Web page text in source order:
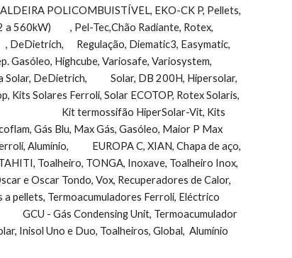
POLICOMBUISTÍVEL, EKO-CK P, Pellets,
560kW)         , Pel-Tec,Chão Radiante, Rotex,
DeDietrich,      Regulação, Diematic3, Easymatic,
Gasóleo, Highcube, Variosafe, Variosystem,
DeDietrich,           Solar, DB 200H, Hipersolar,
Kits Solares Ferroli, Solar ECOTOP, Rotex Solaris,
Kit termossifão HiperSolar-Vit, Kits
Gás Blu, Max Gás, Gasóleo, Maior P Max
Alumínio,           EUROPA C, XIAN, Chapa de aço,
Toalheiro, TONGA, Inoxave, Toalheiro Inox,
e Oscar Tondo, Vox, Recuperadores de Calor,
a pellets, Termoacumuladores Ferroli, Eléctrico
GCU - Gás Condensing Unit, Termoacumulador
Inisol Uno e Duo, Toalheiros, Global,  Alumínio